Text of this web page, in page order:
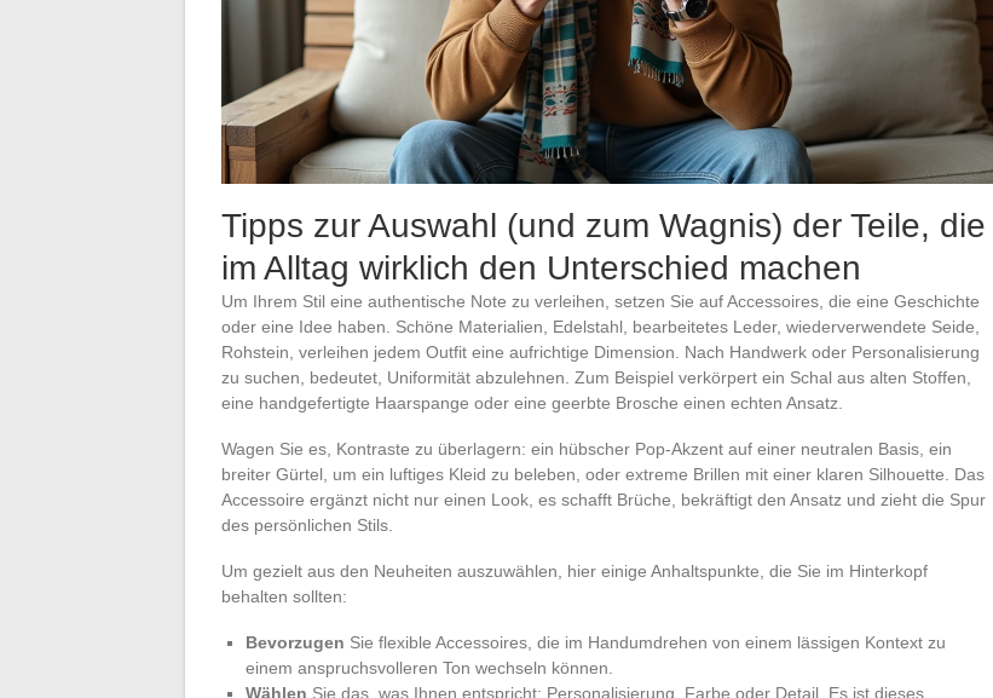
Tipps zur Auswahl (und zum Wagnis) der Teile, die
im Alltag wirklich den Unterschied machen
Um Ihrem Stil eine authentische Note zu verleihen, setzen Sie auf Accessoires, die eine Geschichte
oder eine Idee haben. Schöne Materialien, Edelstahl, bearbeitetes Leder, wiederverwendete Seide,
Rohstein, verleihen jedem Outfit eine aufrichtige Dimension. Nach Handwerk oder Personalisierung
zu suchen, bedeutet, Uniformität abzulehnen. Zum Beispiel verkörpert ein Schal aus alten Stoffen,
eine handgefertigte Haarspange oder eine geerbte Brosche einen echten Ansatz.
Wagen Sie es, Kontraste zu überlagern: ein hübscher Pop-Akzent auf einer neutralen Basis, ein
breiter Gürtel, um ein luftiges Kleid zu beleben, oder extreme Brillen mit einer klaren Silhouette. Das
Accessoire ergänzt nicht nur einen Look, es schafft Brüche, bekräftigt den Ansatz und zieht die Spur
des persönlichen Stils.
Um gezielt aus den Neuheiten auszuwählen, hier einige Anhaltspunkte, die Sie im Hinterkopf
behalten sollten:
Bevorzugen Sie flexible Accessoires, die im Handumdrehen von einem lässigen Kontext zu
einem anspruchsvolleren Ton wechseln können.
Wählen Sie das, was Ihnen entspricht: Personalisierung, Farbe oder Detail. Es ist dieses